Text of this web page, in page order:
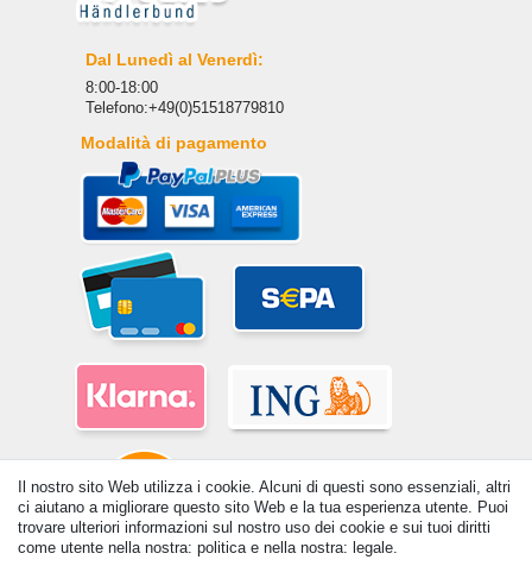
Il nostro sito Web utilizza i cookie. Alcuni di questi sono essenziali, altri
ci aiutano a migliorare questo sito Web e la tua esperienza utente. Puoi
trovare ulteriori informazioni sul nostro uso dei cookie e sui tuoi diritti
come utente nella nostra: politica e nella nostra: legale.
Dal Lunedì al Venerdì:
8:00-18:00
Telefono:+49(0)51518779810
Modalità di pagamento